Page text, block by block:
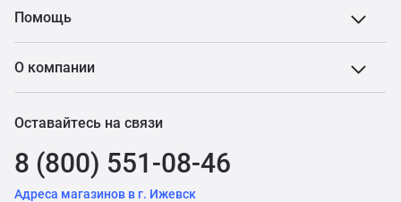
Помощь
О компании
Оставайтесь на связи
8 (800) 551-08-46
Адреса магазинов в г. Ижевск